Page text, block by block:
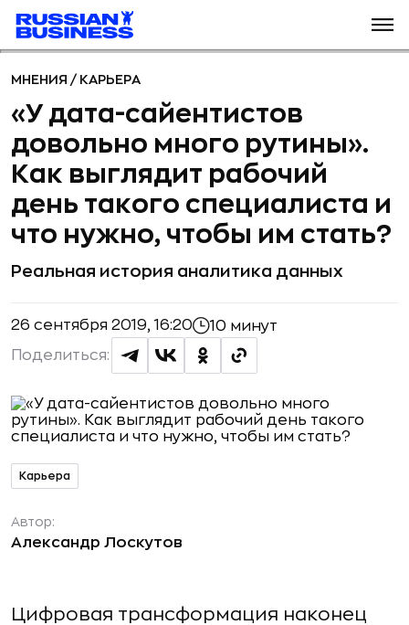
МНЕНИЯ / КАРЬЕРА
«У дата-сайентистов
довольно много рутины».
Как выглядит рабочий
день такого специалиста и
что нужно, чтобы им стать?
Реальная история аналитика данных
26 сентября 2019, 16:20 10 минут
Поделиться:
Карьера
Автор:
Александр Лоскутов
Цифровая трансформация наконец